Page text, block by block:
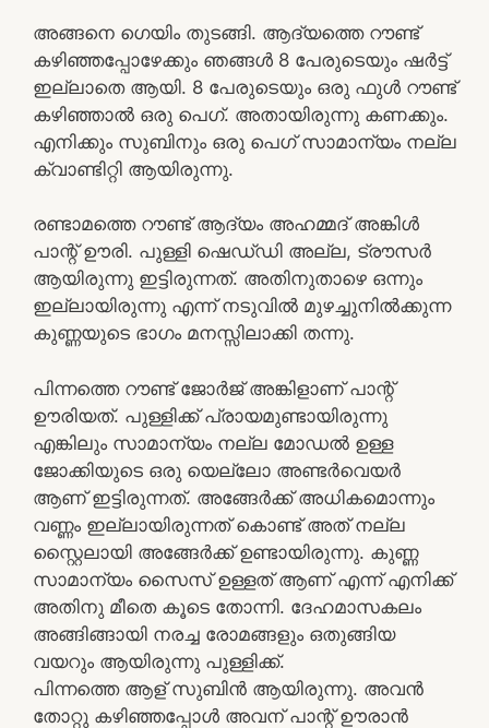
അങ്ങനെ ഗെയിം തുടങ്ങി. ആദ്യത്തെ റൗണ്ട്
കഴിഞ്ഞപ്പോഴേക്കും ഞങ്ങൾ 8 പേരുടെയും ഷർട്ട്
ഇല്ലാതെ ആയി. 8 പേരുടെയും ഒരു ഫുൾ റൗണ്ട്
കഴിഞ്ഞാൽ ഒരു പെഗ്. അതായിരുന്നു കണക്കും.
എനിക്കും സുബിനും ഒരു പെഗ് സാമാന്യം നല്ല
ക്വാണ്ടിറ്റി ആയിരുന്നു.
രണ്ടാമത്തെ റൗണ്ട് ആദ്യം അഹമ്മദ് അങ്കിൾ
പാന്റ് ഊരി. പുള്ളി ഷെഡ്‌ഡി അല്ല, ട്രൗസർ
ആയിരുന്നു ഇട്ടിരുന്നത്. അതിനുതാഴെ ഒന്നും
ഇല്ലായിരുന്നു എന്ന് നടുവിൽ മുഴച്ചുനിൽക്കുന്ന
കുണ്ണയുടെ ഭാഗം മനസ്സിലാക്കി തന്നു.
പിന്നത്തെ റൗണ്ട് ജോർജ് അങ്കിളാണ് പാന്റ്
ഊരിയത്. പുള്ളിക്ക് പ്രായമുണ്ടായിരുന്നു
എങ്കിലും സാമാന്യം നല്ല മോഡൽ ഉള്ള
ജോക്കിയുടെ ഒരു യെല്ലോ അണ്ടർവെയർ
ആണ് ഇട്ടിരുന്നത്. അങ്ങേർക്ക് അധികമൊന്നും
വണ്ണം ഇല്ലായിരുന്നത് കൊണ്ട് അത് നല്ല
സ്റ്റൈലായി അങ്ങേർക്ക് ഉണ്ടായിരുന്നു. കുണ്ണ
സാമാന്യം സൈസ് ഉള്ളത് ആണ് എന്ന് എനിക്ക്
അതിനു മീതെ കൂടെ തോന്നി. ദേഹമാസകലം
അങ്ങിങ്ങായി നരച്ച രോമങ്ങളും ഒതുങ്ങിയ
വയറും ആയിരുന്നു പുള്ളിക്ക്.
പിന്നത്തെ ആള് സുബിൻ ആയിരുന്നു. അവൻ
തോറ്റു കഴിഞ്ഞപ്പോൾ അവന് പാന്റ് ഊരാൻ